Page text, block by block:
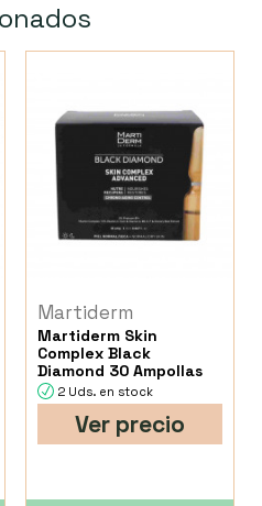
Martiderm
Martiderm Skin
Complex Black
Diamond 30 Ampollas
2 Uds. en stock
Ver precio